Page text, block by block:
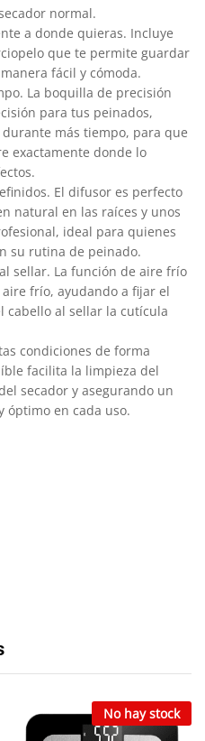
normal.
a donde quieras. Incluye
que te permite guardar
fácil y cómoda.
La boquilla de precisión
para tus peinados,
más tiempo, para que
exactamente donde lo
El difusor es perfecto
natural en las raíces y unos
ideal para quienes
su rutina de peinado.
sellar. La función de aire frío
frío, ayudando a fijar el
cabello al sellar la cutícula
condiciones de forma
facilita la limpieza del
secador y asegurando un
óptimo en cada uso.
No hay stock